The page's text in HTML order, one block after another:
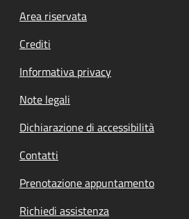
Footer menu
Area riservata
Crediti
Informativa privacy
Note legali
Dichiarazione di accessibilità
Contatti
Prenotazione appuntamento
Richiedi assistenza